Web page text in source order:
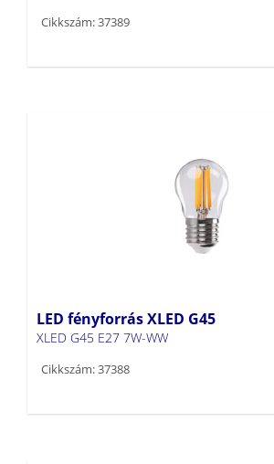
Cikkszám: 37389
LED fényforrás XLED G45
XLED G45 E27 7W-WW
Cikkszám: 37388